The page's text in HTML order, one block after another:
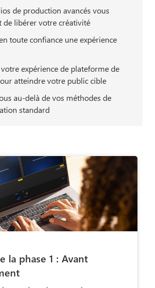
de production avancés vous
de libérer votre créativité
toute confiance une expérience
expérience de plateforme de
atteindre votre public cible
au-delà de vos méthodes de
standard
la phase 1 : Avant